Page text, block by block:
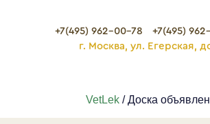
+7(495) 962-00-78
+7(495)
г. Москва, ул. Егерская,
VetLek/ Доска